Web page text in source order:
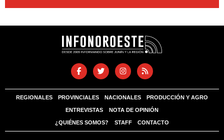
REGIONALES PROVINCIALES NACIONALES PRODUCCIÓN Y AGRO
ENTREVISTAS NOTA DE OPINIÓN
¿QUIÉNES SOMOS? STAFF CONTACTO